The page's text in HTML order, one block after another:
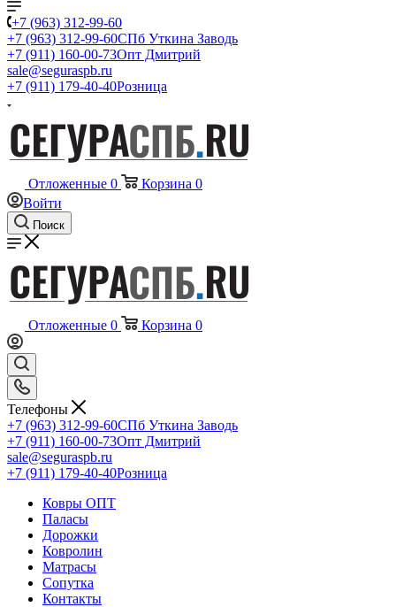
+7 (963) 312-99-60
+7 (963) 312-99-60СПб Уткина Заводь
+7 (911) 160-00-73Опт Дмитрий
sale@seguraspb.ru
+7 (911) 179-40-40Розница
Отложенные 0 Корзина 0
Войти
Поиск
Отложенные 0 Корзина 0
Телефоны
+7 (963) 312-99-60СПб Уткина Заводь
+7 (911) 160-00-73Опт Дмитрий
sale@seguraspb.ru
+7 (911) 179-40-40Розница
Ковры ОПТ
Паласы
Дорожки
Ковролин
Матрасы
Сопутка
Контакты